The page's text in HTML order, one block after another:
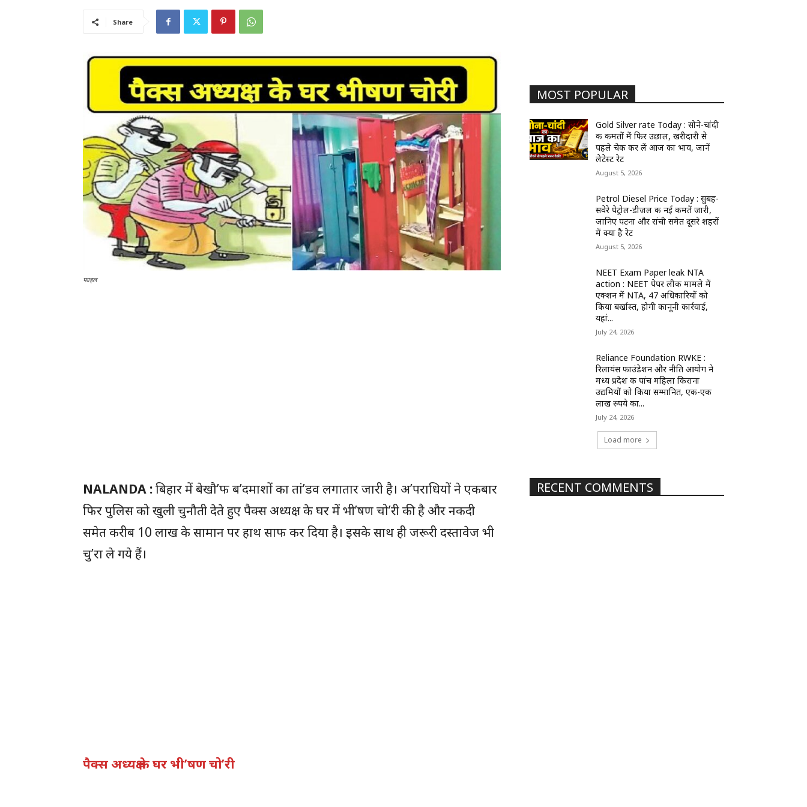
Share
फाइल
NALANDA :बिहार में बेखौ’फ ब’दमाशों का तां’डव लगातार जारी है। अ’पराधियों ने एकबार
फिर पुलिस को खुली चुनौती देते हुए पैक्स अध्यक्ष के घर में भी’षण चो’री की है और नकदी
समेत करीब 10 लाख के सामान पर हाथ साफ कर दिया है। इसके साथ ही जरूरी दस्तावेज भी
चु’रा ले गये हैं।
पैक्स अध्यक्ष के घर भी’षण चो’री
MOST POPULAR
Gold Silver rate Today : सोने-चांदी
की कीमतों में फिर उछाल, खरीदारी से
पहले चेक कर लें आज का भाव, जानें
लेटेस्ट रेट
August 5, 2026
Petrol Diesel Price Today : सुबह-
सवेरे पेट्रोल-डीजल की नई कीमतें जारी,
जानिए पटना और रांची समेत दूसरे शहरों
में क्या है रेट
August 5, 2026
NEET Exam Paper leak NTA
action : NEET पेपर लीक मामले में
एक्शन में NTA, 47 अधिकारियों को
किया बर्खास्त, होगी कानूनी कार्रवाई,
यहां...
July 24, 2026
Reliance Foundation RWKE :
रिलायंस फाउंडेशन और नीति आयोग ने
मध्य प्रदेश की पांच महिला किराना
उद्यमियों को किया सम्मानित, एक-एक
लाख रुपये का...
July 24, 2026
Load more
RECENT COMMENTS